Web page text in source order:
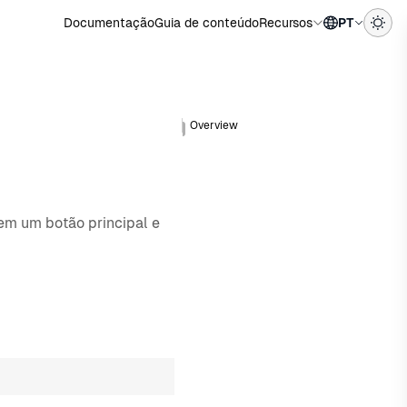
DocumentaçãoGuia de conteúdoRecursos PT
um botão principal e
Overview